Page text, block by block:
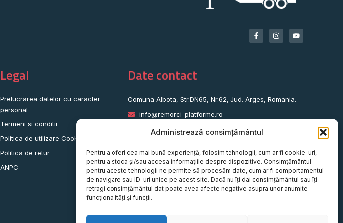
Administrează consimțământul
Pentru a oferi cea mai bună experiență, folosim tehnologii, cum ar fi cookie-uri,
pentru a stoca și/sau accesa informațiile despre dispozitive. Consimțământul
pentru aceste tehnologii ne permite să procesăm date, cum ar fi comportamentul
de navigare sau ID-uri unice pe acest site. Dacă nu îți dai consimțământul sau îți
retragi consimțământul dat poate avea afecte negative asupra unor anumite
funcționalități și funcții.
Legal
Prelucrarea datelor cu caracter
personal
Termeni si conditii
Politica de utilizare Cookie-uri
Politica de retur
ANPC
Date contact
Comuna Albota, Str.DN65, Nr.62, Jud. Arges, Romania.
info@remorci-platforme.ro
0786.720.706
0786.720.708
0786.720.709
0787.772.773